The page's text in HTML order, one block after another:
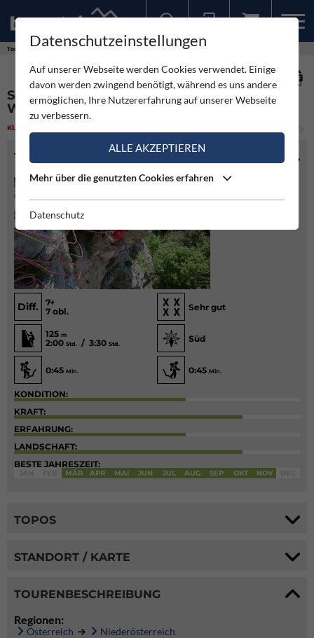
Touren
SCHILDDRÜSEN - GENERATOR - HOHE
WAND
KLETTERN
TOURENINFO
Diff.
7+
7 obl.
Sehr gut
125 m
2:00 Std. / 3:30 Std.
Süd
0:45 Min. 0:45 Min.
KONDITION:
KRAFT:
ERFAHRUNG:
LANDSCHAFT:
BESTE JAHRESZEIT:
MÄR APR MAI JUN JUL AUG SEP OKT NOV
TOPOS
STANDORT / KARTE
TOURENBESCHREIBUNG
Regionen:
Österreich Niederösterreich
Datenschutzeinstellungen
Auf unserer Webseite werden Cookies verwendet. Einige
davon werden zwingend benötigt, während es uns andere
ermöglichen, Ihre Nutzererfahrung auf unserer Webseite
zu verbessern.
ALLE AKZEPTIEREN
Mehr über die genutzten Cookies erfahren
Datenschutz